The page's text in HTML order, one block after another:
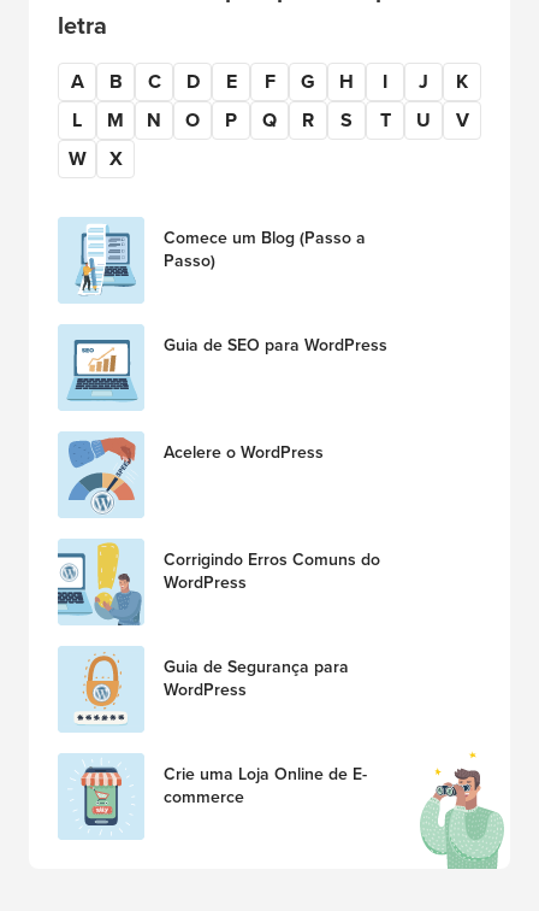
letra
A B C D E F G H I J
K
L
M N O P Q R S T U
V
W
X
Comece um Blog (Passo a
Passo)
Guia de SEO para WordPress
Acelere o WordPress
Corrigindo Erros Comuns do
WordPress
Guia de Segurança para
WordPress
Crie uma Loja Online de E-
commerce